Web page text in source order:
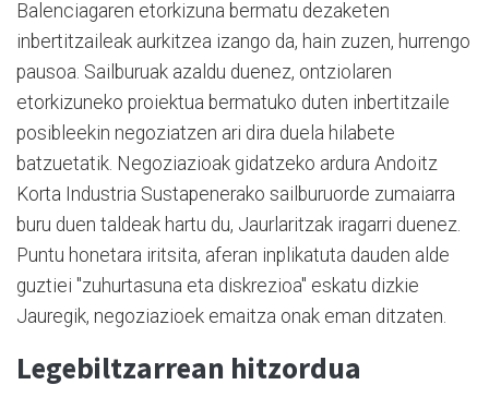
Balenciagaren etorkizuna bermatu dezaketen
inbertitzaileak aurkitzea izango da, hain zuzen, hurrengo
pausoa. Sailburuak azaldu duenez, ontziolaren
etorkizuneko proiektua bermatuko duten inbertitzaile
posibleekin negoziatzen ari dira duela hilabete
batzuetatik. Negoziazioak gidatzeko ardura Andoitz
Korta Industria Sustapenerako sailburuorde zumaiarra
buru duen taldeak hartu du, Jaurlaritzak iragarri duenez.
Puntu honetara iritsita, aferan inplikatuta dauden alde
guztiei "zuhurtasuna eta diskrezioa" eskatu dizkie
Jauregik, negoziazioek emaitza onak eman ditzaten.
Legebiltzarrean hitzordua